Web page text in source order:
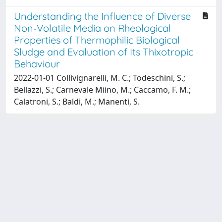
Understanding the Influence of Diverse
Non‐Volatile Media on Rheological
Properties of Thermophilic Biological
Sludge and Evaluation of Its Thixotropic
Behaviour
2022-01-01 Collivignarelli, M. C.; Todeschini, S.;
Bellazzi, S.; Carnevale Miino, M.; Caccamo, F. M.;
Calatroni, S.; Baldi, M.; Manenti, S.